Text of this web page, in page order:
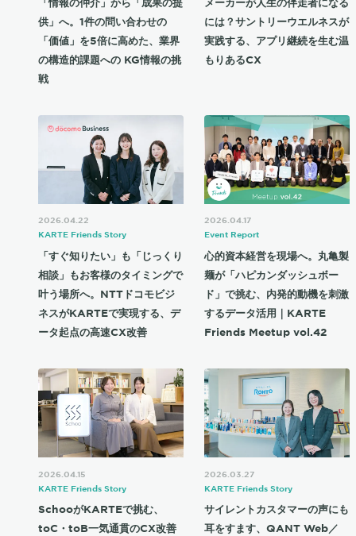
供」へ。1件の問い合わせの
「価値」を5倍に高めた、業界
の構造的課題への KG情報の挑
戦
には？サントリーウエルネスが
実践する、アプリ継続を生む温
もりあるCX
2026.04.22
KARTE Friends Story
「すぐ知りたい」も「じっくり
相談」もお客様のタイミングで
叶う場所へ。NTTドコモビジ
ネスがKARTEで実現する、デ
ータ起点の高速CX改善
2026.04.17
Event Report
心的資本経営を現場へ。丸亀製
麺が「ハピカンダッシュボー
ド」で挑む、内発的動機を刺激
するデータ活用｜KARTE
Friends Meetup vol.42
2026.04.15
KARTE Friends Story
SchooがKARTEで挑む、
toC・toB一気通貫のCX改善
2026.03.27
KARTE Friends Story
サイレントカスタマーの声にも
耳をすます、QANT Web／